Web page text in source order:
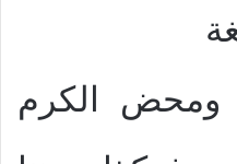
ومحض الكرم